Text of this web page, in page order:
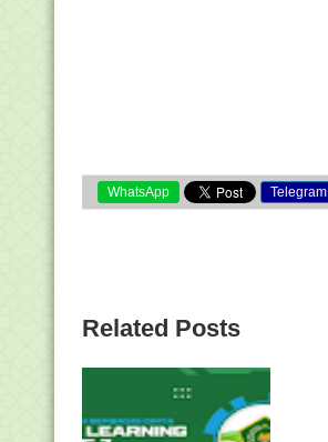
WhatsApp Telegram
Related Posts